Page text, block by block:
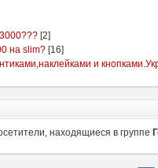
[2]
на slim?[16]
и
находящиеся в группе